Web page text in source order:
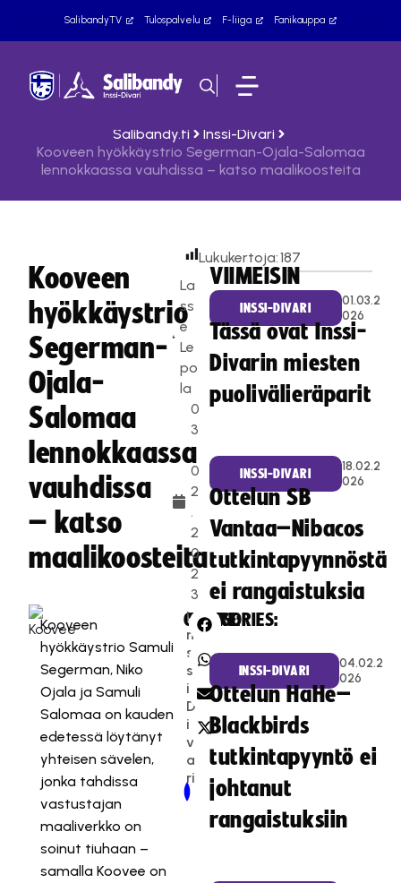
SalibandyTV Tulospalvelu F-liiga Fanikauppa
Salibandy.fi
Inssi-Divari
Kooveen hyökkäystrio Segerman-Ojala-Salomaa
lennokkaassa vauhdissa – katso maalikoosteita
Kooveen
hyökkäystrio
Segerman-
Ojala-
Salomaa
lennokkaassa
vauhdissa
– katso
maalikoosteita
La
ss
e
Le
po
la
0
3
.
0
2
.
2
0
2
3
Lukukertoja:187
Kooveen
hyökkäystrio Samuli
Segerman, Niko
Ojala ja Samuli
Salomaa on kauden
edetessä löytänyt
yhteisen sävelen,
jonka tahdissa
vastustajan
maaliverkko on
soinut tiuhaan –
samalla Koovee on
CATEGORIES:
I
n
s
s
i-
D
i
v
a
ri
SHARE:
Older Post
Newer Post
VIIMEISIN
INSSI-DIVARI
01.03.2
026
Tässä ovat Inssi-
Divarin miesten
puolivälieräparit
INSSI-DIVARI
18.02.2
026
Ottelun SB
Vantaa–Nibacos
tutkintapyynnöstä
ei rangaistuksia
INSSI-DIVARI
04.02.2
026
Ottelun HaHe–
Blackbirds
tutkintapyyntö ei
johtanut
rangaistuksiin